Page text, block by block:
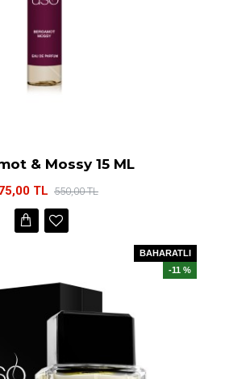
& Mossy 15 ML
TL 550,00 TL
BAHARATLI
-11 %